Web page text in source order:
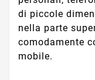
di piccole
nella parte
comodamente
mobile.